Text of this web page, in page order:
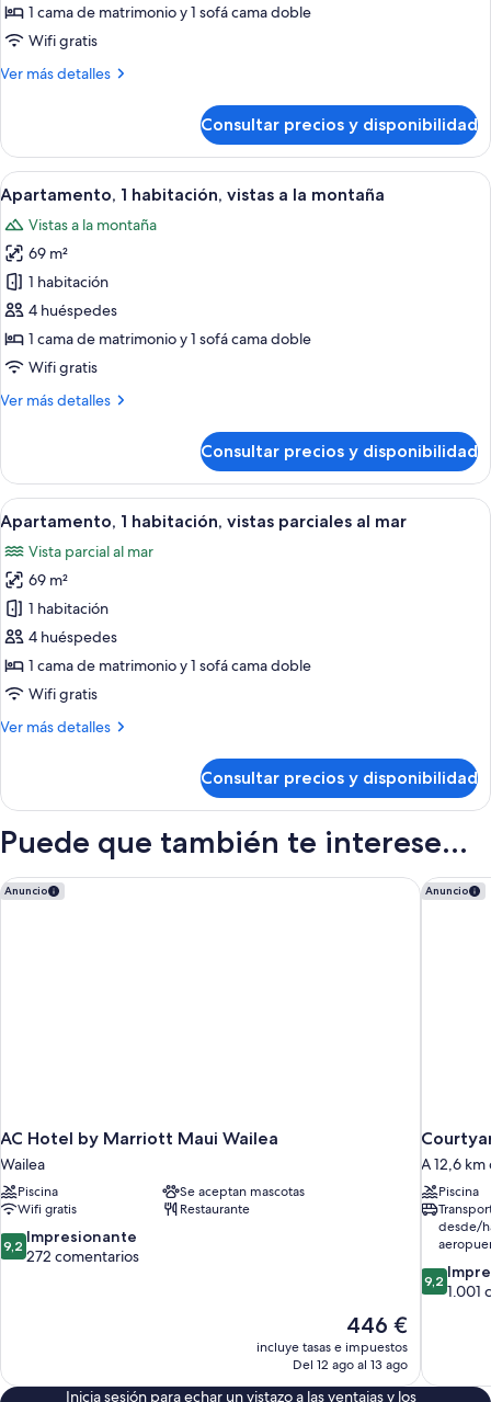
1
habitación,
al
1 cama de matrimonio y 1 sofá cama doble
Wifi gratis
Ver más detalles
Más
1
habitación,
vistas
jardín
Consultar precios y disponibilidad
Abrir
todas
las
fotos
de
Apartamento,
1
habitación,
a
Habitación de hotel con cama,
13
Apartamento, 1 habitación, vistas a la montaña
Vistas a la montaña
69 m²
1 habitación
4 huéspedes
1 cama de matrimonio y 1 sofá cama doble
Wifi gratis
Ver más detalles
Más
1
habitación,
vistas
la
montaña
Consultar precios y disponibilidad
Abrir
todas
las
fotos
de
Apartamento,
1
habitación,
parciales
Una habitación de hotel con cama,
22
Apartamento, 1 habitación, vistas parciales al mar
Vista parcial al mar
69 m²
1 habitación
4 huéspedes
1 cama de matrimonio y 1 sofá cama doble
Wifi gratis
Ver más detalles
Más
1
vistas
al
mar
Consultar precios y disponibilidad
Puede que también te interese...
Anuncio
AC Hotel by Marriott Maui Wailea
Wailea
Piscina
Se aceptan mascotas
Wifi gratis
Restaurante
9.2
sobre
9,2 Impresionante
272 comentarios
El
precio
actual
446 €
incluye tasas e impuestos
Del 12 ago al 13 ago
AC Hotel by Marriott Maui Wailea Anuncio
A 12,6
Piscina
desde/
9.2
sobre
9,2
1.001
Inicia sesión para echar un vistazo a las ventajas y los